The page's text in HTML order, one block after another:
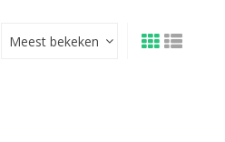
Meest bekeken